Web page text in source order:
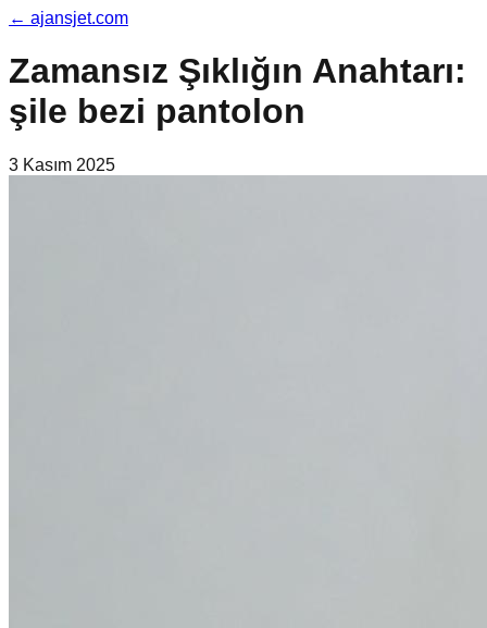
← ajansjet.com
Zamansız Şıklığın Anahtarı:
şile bezi pantolon
3 Kasım 2025